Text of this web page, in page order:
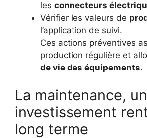
les connecteurs
Vérifier les valeurs de
l’application de suivi.
Ces actions préventives
production régulière et
de vie des équipements.
La maintenance, un
investissement
long terme